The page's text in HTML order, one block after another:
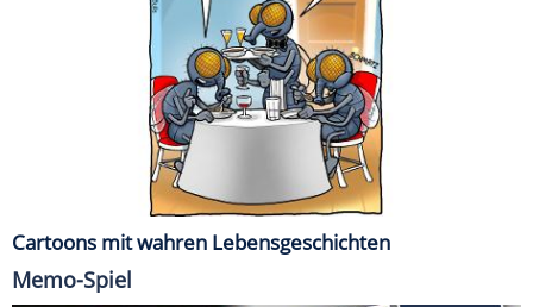
Cartoons mit wahren Lebensgeschichten
Memo-Spiel